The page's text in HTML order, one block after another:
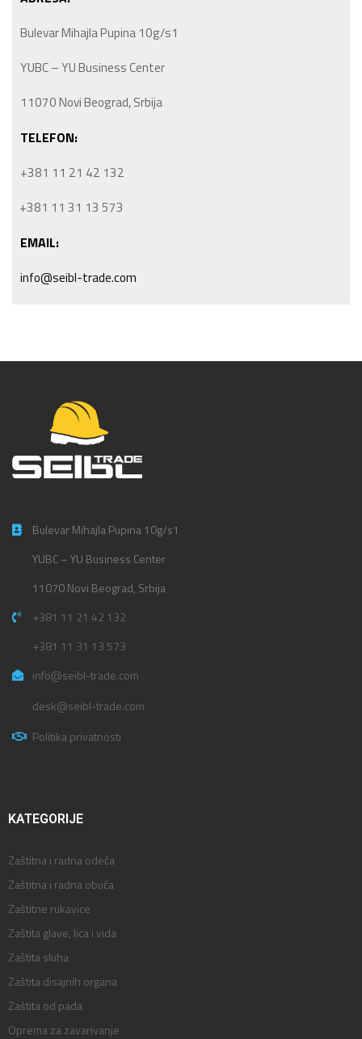
Bulevar Mihajla Pupina 10g/s1
YUBC – YU Business Center
11070 Novi Beograd, Srbija
TELEFON:
+381 11 21 42 132
+381 11 31 13 573
EMAIL:
info@seibl-trade.com
Bulevar Mihajla Pupina 10g/s1
YUBC – YU Business Center
11070 Novi Beograd, Srbija
+381 11 21 42 132
+381 11 31 13 573
info@seibl-trade.com
desk@seibl-trade.com
Politika privatnosti
KATEGORIJE
Zaštitna i radna odeća
Zaštitna i radna obuća
Zaštitne rukavice
Zaštita glave, lica i vida
Zaštita sluha
Zaštita disajnih organa
Zaštita od pada
Oprema za zavarivanje